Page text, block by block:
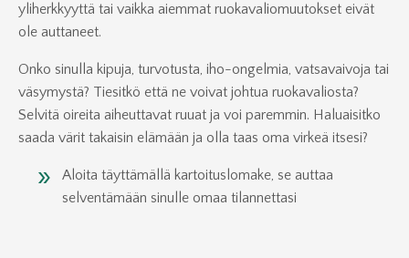
yliherkkyyttä tai vaikka aiemmat ruokavaliomuutokset eivät
ole auttaneet.
Onko sinulla kipuja, turvotusta, iho-ongelmia, vatsavaivoja tai
väsymystä? Tiesitkö että ne voivat johtua ruokavaliosta?
Selvitä oireita aiheuttavat ruuat ja voi paremmin. Haluaisitko
saada värit takaisin elämään ja olla taas oma virkeä itsesi?
Aloita täyttämällä kartoituslomake, se auttaa
selventämään sinulle omaa tilannettasi